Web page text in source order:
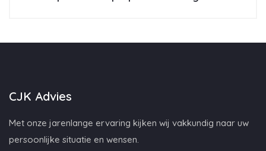
CJK Advies
Met onze jarenlange ervaring kijken wij vakkundig naar uw
persoonlijke situatie en wensen.